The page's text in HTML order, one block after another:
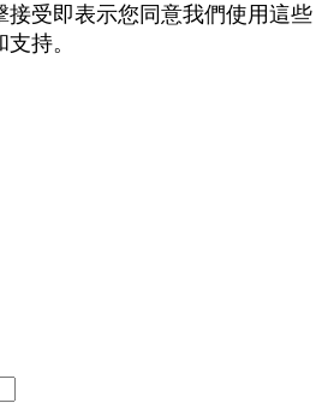
接受即表示您同意我們使用這些
持。